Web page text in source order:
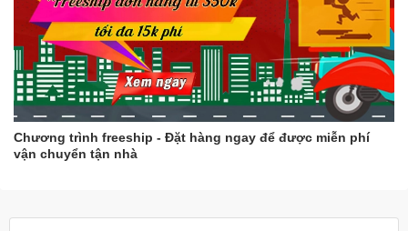
Chương trình freeship - Đặt hàng ngay để được miễn phí
vận chuyển tận nhà